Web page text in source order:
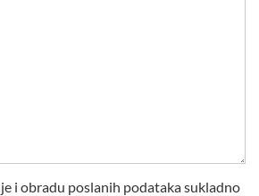
i obradu poslanih podataka sukladno